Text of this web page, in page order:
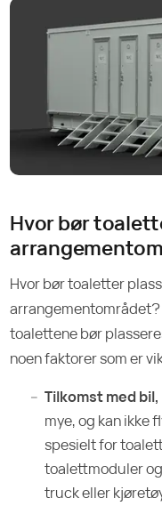
Hvor bør
Hvor bør toaletter
toalettene bør
noen faktorer som er
Tilkomst med
mye, og kan ikke
spesielt for
toalettmoduler
truck eller